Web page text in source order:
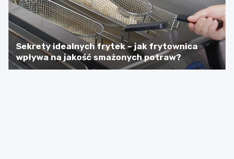
Sekrety idealnych frytek – jak frytownica
wpływa na jakość smażonych potraw?